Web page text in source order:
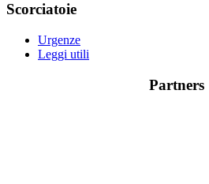
Scorciatoie
Urgenze
Leggi utili
Partners